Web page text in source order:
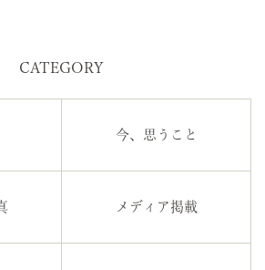
CATEGORY
今、思うこと
メディア掲載